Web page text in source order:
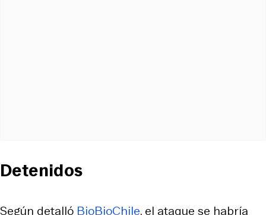
Detenidos
Según detalló BioBioChile, el ataque se habría